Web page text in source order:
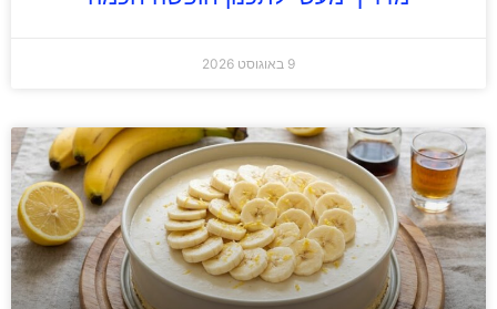
9 באוגוסט 2026